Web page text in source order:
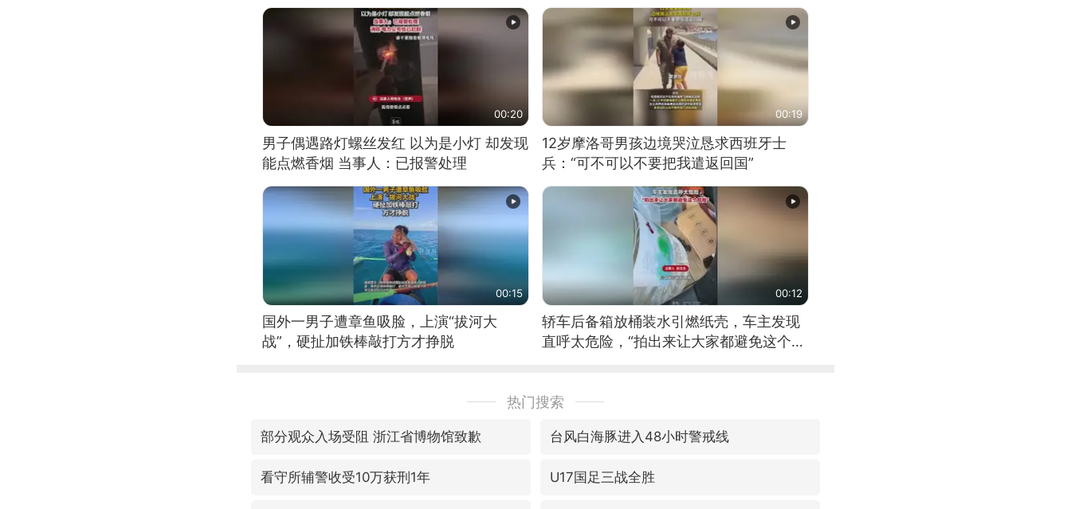
00:20
男子偶遇路灯螺丝发红 以为是小灯 却发现
能点燃香烟 当事人：已报警处理
00:19
12岁摩洛哥男孩边境哭泣恳求西班牙士
兵：“可不可以不要把我遣返回国”
00:15
国外一男子遭章鱼吸脸，上演“拔河大
战”，硬扯加铁棒敲打方才挣脱
00:12
轿车后备箱放桶装水引燃纸壳，车主发现
直呼太危险，“拍出来让大家都避免这个危
热门搜索
部分观众入场受阻 浙江省博物馆致歉 台风白海豚进入48小时警戒线
看守所辅警收受10万获刑1年 U17国足三战全胜